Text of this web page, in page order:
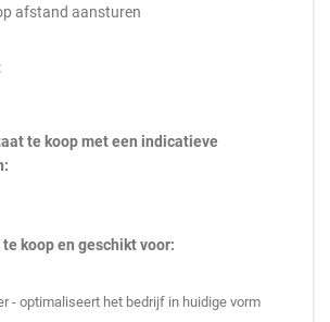
afstand aansturen
te koop met een indicatieve
koop en geschikt voor:
- optimaliseert het bedrijf in huidige vorm